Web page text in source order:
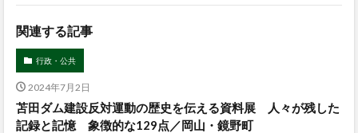
関連する記事
行政・公共
2024年7月2日
苫田ダム建設反対運動の歴史を伝える資料展 人々が残した
記録と記憶 象徴的な129点／岡山・鏡野町